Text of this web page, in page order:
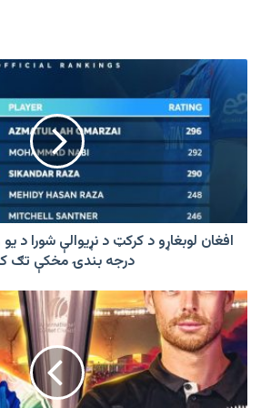
افغان
لوبغاړو
د
کرکټ
یو
ورځینو
تازه
درجه
بندۍ
مخکې
تګ
کړی.
افغان لوبغاړو د کرکټ د نړیوالې شورا د یو
درجه بندۍ مخکې تګ
په
چمپینزټرافۍ
اتلانو
جام
سیالیو